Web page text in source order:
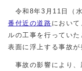
令和8年3月11日（
番付近の道路 におい
ルの工事を行ってい
表面に浮上する事故が
事故の影響により、